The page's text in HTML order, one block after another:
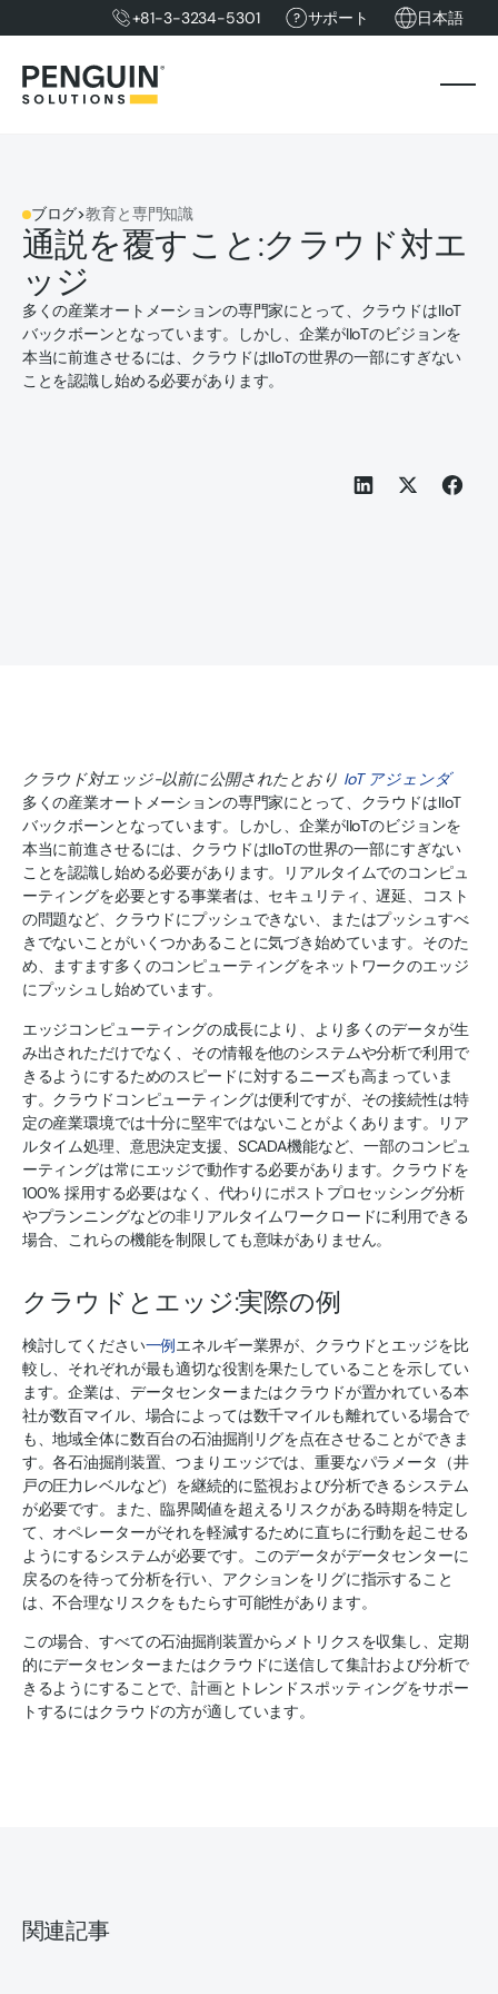
+81-3-3234-5301 サポート 日本語
ブログ>教育と専門知識
通説を覆すこと:クラウド対エ
ッジ
多くの産業オートメーションの専門家にとって、クラウドはIIoT
バックボーンとなっています。しかし、企業がIIoTのビジョンを
本当に前進させるには、クラウドはIIoTの世界の一部にすぎない
ことを認識し始める必要があります。
クラウド対エッジ-以前に公開されたとおり IoT アジェンダ
多くの産業オートメーションの専門家にとって、クラウドはIIoT
バックボーンとなっています。しかし、企業がIIoTのビジョンを
本当に前進させるには、クラウドはIIoTの世界の一部にすぎない
ことを認識し始める必要があります。リアルタイムでのコンピュ
ーティングを必要とする事業者は、セキュリティ、遅延、コスト
の問題など、クラウドにプッシュできない、またはプッシュすべ
きでないことがいくつかあることに気づき始めています。そのた
め、ますます多くのコンピューティングをネットワークのエッジ
にプッシュし始めています。
エッジコンピューティングの成長により、より多くのデータが生
み出されただけでなく、その情報を他のシステムや分析で利用で
きるようにするためのスピードに対するニーズも高まっていま
す。クラウドコンピューティングは便利ですが、その接続性は特
定の産業環境では十分に堅牢ではないことがよくあります。リア
ルタイム処理、意思決定支援、SCADA機能など、一部のコンピュ
ーティングは常にエッジで動作する必要があります。クラウドを
100% 採用する必要はなく、代わりにポストプロセッシング分析
やプランニングなどの非リアルタイムワークロードに利用できる
場合、これらの機能を制限しても意味がありません。
クラウドとエッジ:実際の例
検討してください一例エネルギー業界が、クラウドとエッジを比
較し、それぞれが最も適切な役割を果たしていることを示してい
ます。企業は、データセンターまたはクラウドが置かれている本
社が数百マイル、場合によっては数千マイルも離れている場合で
も、地域全体に数百台の石油掘削リグを点在させることができま
す。各石油掘削装置、つまりエッジでは、重要なパラメータ（井
戸の圧力レベルなど）を継続的に監視および分析できるシステム
が必要です。また、臨界閾値を超えるリスクがある時期を特定し
て、オペレーターがそれを軽減するために直ちに行動を起こせる
ようにするシステムが必要です。このデータがデータセンターに
戻るのを待って分析を行い、アクションをリグに指示すること
は、不合理なリスクをもたらす可能性があります。
この場合、すべての石油掘削装置からメトリクスを収集し、定期
的にデータセンターまたはクラウドに送信して集計および分析で
きるようにすることで、計画とトレンドスポッティングをサポー
トするにはクラウドの方が適しています。
関連記事